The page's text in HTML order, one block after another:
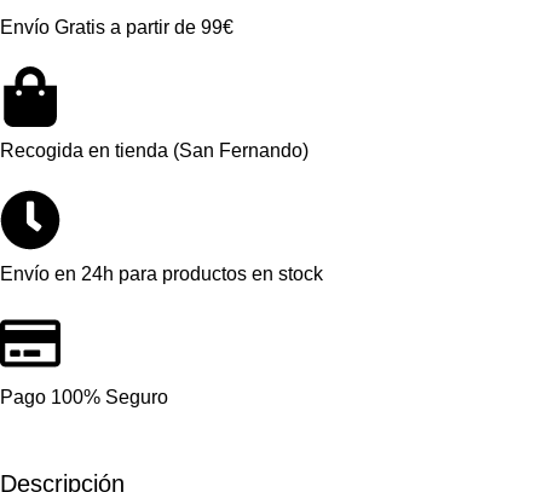
Envío Gratis a partir de 99€
Recogida en tienda (San Fernando)
Envío en 24h para productos en stock
Pago 100% Seguro
Descripción